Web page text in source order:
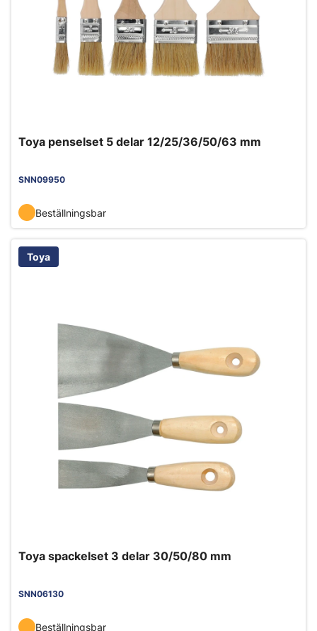
Toya penselset 5 delar 12/25/36/50/63 mm
SNN09950
Beställningsbar
Toya
Toya spackelset 3 delar 30/50/80 mm
SNN06130
Beställningsbar